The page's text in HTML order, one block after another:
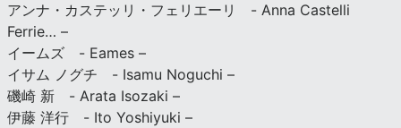
アンナ・カステッリ・フェリエーリ - Anna Castelli
Ferrie… –
イームズ - Eames –
イサム ノグチ - Isamu Noguchi –
磯崎 新 - Arata Isozaki –
伊藤 洋行 - Ito Yoshiyuki –